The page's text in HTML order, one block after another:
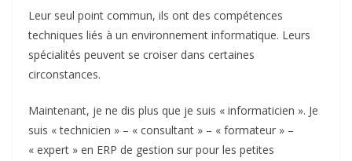
Leur seul point commun, ils ont des compétences
techniques liés à un environnement informatique. Leurs
spécialités peuvent se croiser dans certaines
circonstances.
Maintenant, je ne dis plus que je suis « informaticien ». Je
suis « technicien » – « consultant » – « formateur » –
« expert » en ERP de gestion sur pour les petites